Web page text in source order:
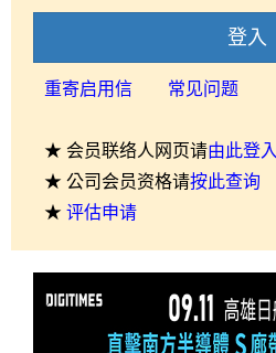
登入
重寄启用信 常见问题
★ 会员联络人网页请由此登入
★ 公司会员资格请按此查询
★ 评估申请